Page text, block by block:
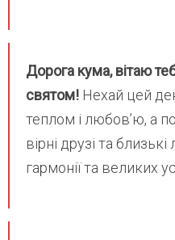
Дорога кума, вітаю
святом! Нехай цей
теплом і любов’ю, а
вірні друзі та
гармонії та великих